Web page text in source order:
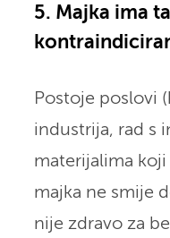
5. Majka ima
Postoje poslovi
industrija, rad s
materijalima koji
majka ne smije
nije zdravo za